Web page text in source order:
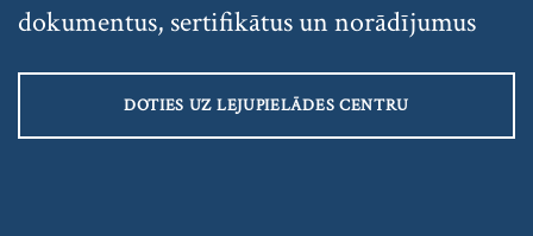
dokumentus, sertifikātus un norādījumus
DOTIES UZ LEJUPIELĀDES CENTRU